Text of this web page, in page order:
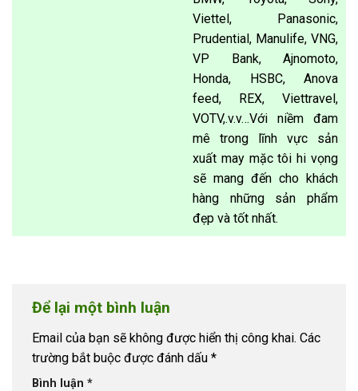
Viettel, Panasonic,
Prudential, Manulife, VNG,
VP Bank, Ajnomoto,
Honda, HSBC, Anova
feed, REX, Viettravel,
VOTV,.v.v…Với niềm đam
mê trong lĩnh vực sản
xuất may mặc tôi hi vọng
sẽ mang đến cho khách
hàng những sản phẩm
đẹp và tốt nhất.
Để lại một bình luận
Email của bạn sẽ không được hiển thị công khai. Các
trường bắt buộc được đánh dấu *
Bình luận *